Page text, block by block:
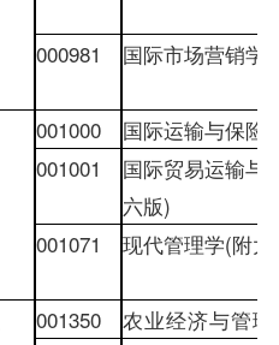
000981 国际市场营销学
001000
国际运输与保险
001001
国际贸易运输与
六版)
001071 现代管理学(附大
001350
农业经济与管